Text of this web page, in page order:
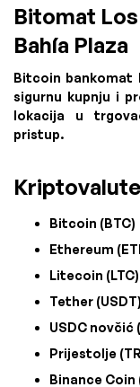
Bitomat
Bahía Plaza
Bitcoin bankomat
sigurnu kupnju i
lokacija u
pristup.
Bitcoin (BTC)
Ethereum
Litecoin (LTC)
Tether (USDT)
USDC novčić
Prijestolje
Binance Coin